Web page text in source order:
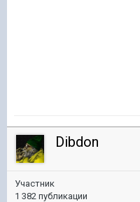
Dibdon
Участник
1 382 публикации